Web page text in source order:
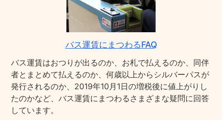
バス運賃にまつわるFAQ
バス運賃はおつりが出るのか、お札で払えるのか、同伴
者とまとめて払えるのか、何歳以上からシルバーパスが
発行されるのか、2019年10月1日の増税後に値上がりし
たのかなど、バス運賃にまつわるさまざまな疑問に回答
しています。